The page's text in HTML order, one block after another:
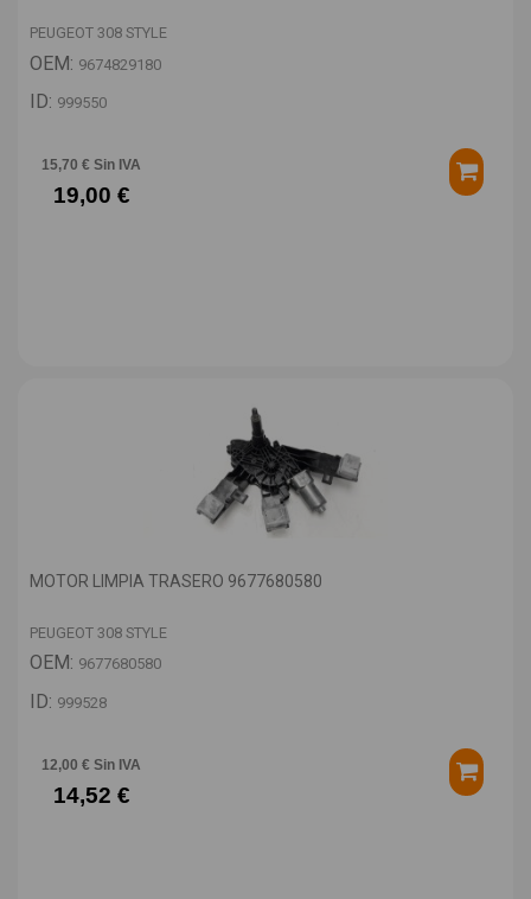
PEUGEOT 308 STYLE
OEM: 9674829180
ID: 999550
15,70 € Sin IVA
19,00 €
MOTOR LIMPIA TRASERO 9677680580
PEUGEOT 308 STYLE
OEM: 9677680580
ID: 999528
12,00 € Sin IVA
14,52 €